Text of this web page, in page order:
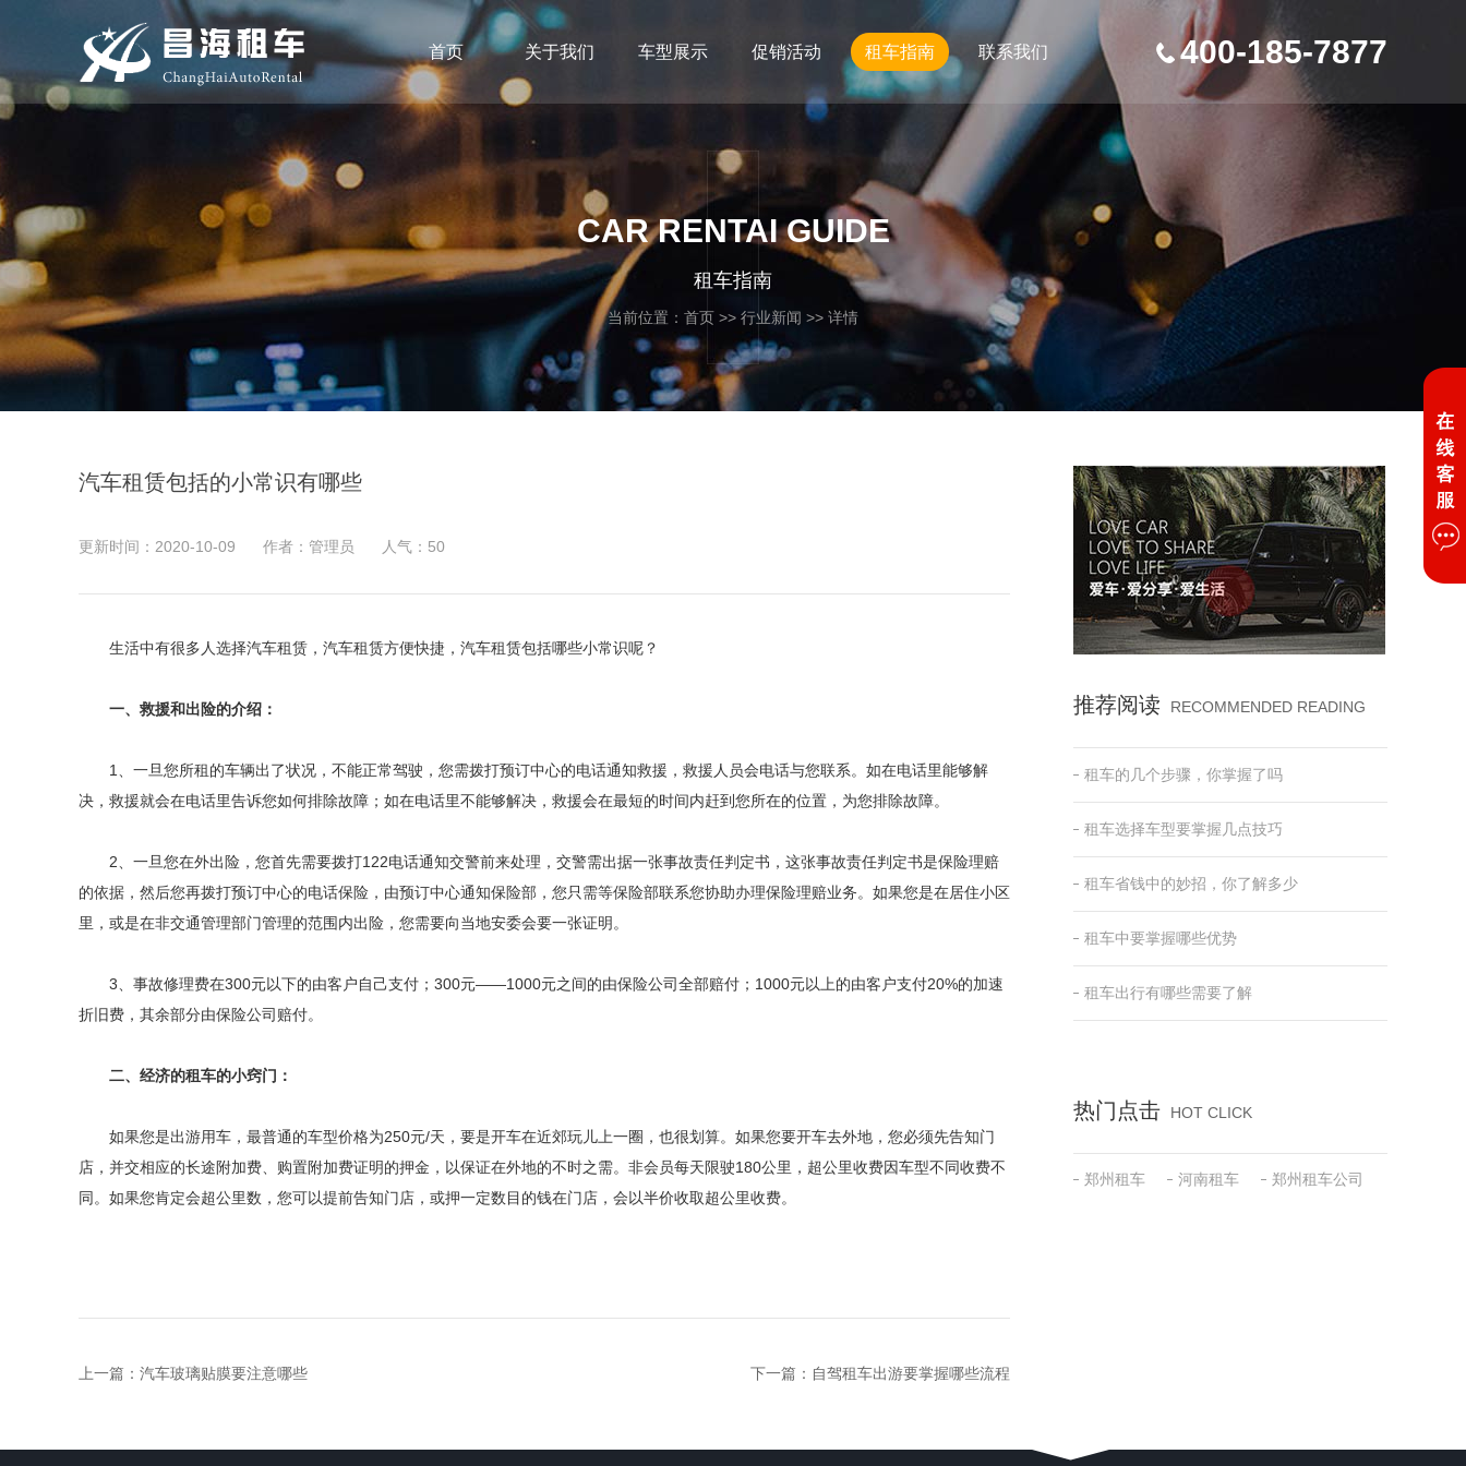
首页 关于我们 车型展示 促销活动 租车指南 联系我们 400-185-7877
CAR RENTAI GUIDE
租车指南
当前位置： 首页 >> 行业新闻 >> 详情
汽车租赁包括的小常识有哪些
更新时间：2020-10-09 作者：管理员 人气： 50
生活中有很多人选择汽车租赁，汽车租赁方便快捷，汽车租赁包括哪些小常识呢？
一、救援和出险的介绍：
1、一旦您所租的车辆出了状况，不能正常驾驶，您需拨打预订中心的电话通知救援，救援人员会电话与您联系。如在电话里能够解
决，救援就会在电话里告诉您如何排除故障；如在电话里不能够解决，救援会在最短的时间内赶到您所在的位置，为您排除故障。
2、一旦您在外出险，您首先需要拨打122电话通知交警前来处理，交警需出据一张事故责任判定书，这张事故责任判定书是保险理赔
的依据，然后您再拨打预订中心的电话保险，由预订中心通知保险部，您只需等保险部联系您协助办理保险理赔业务。如果您是在居住小区
里，或是在非交通管理部门管理的范围内出险，您需要向当地安委会要一张证明。
3、事故修理费在300元以下的由客户自己支付；300元——1000元之间的由保险公司全部赔付；1000元以上的由客户支付20%的加速
折旧费，其余部分由保险公司赔付。
二、经济的租车的小窍门：
如果您是出游用车，最普通的车型价格为250元/天，要是开车在近郊玩儿上一圈，也很划算。如果您要开车去外地，您必须先告知门
店，并交相应的长途附加费、购置附加费证明的押金，以保证在外地的不时之需。非会员每天限驶180公里，超公里收费因车型不同收费不
同。如果您肯定会超公里数，您可以提前告知门店，或押一定数目的钱在门店，会以半价收取超公里收费。
上一篇： 汽车玻璃贴膜要注意哪些 下一篇： 自驾租车出游要掌握哪些流程
推荐阅读 RECOMMENDED READING
租车的几个步骤，你掌握了吗
租车选择车型要掌握几点技巧
租车省钱中的妙招，你了解多少
租车中要掌握哪些优势
租车出行有哪些需要了解
热门点击 HOT CLICK
郑州租车 河南租车 郑州租车公司